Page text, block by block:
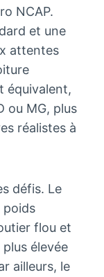
NCAP.
et une
attentes
équivalent,
ou MG, plus
réalistes à
défis. Le
poids
flou et
élevée
ailleurs, le